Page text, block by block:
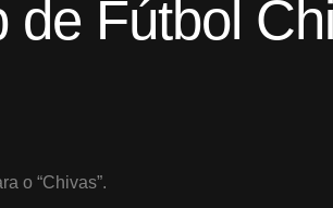
de Fútbol
o “Chivas”.